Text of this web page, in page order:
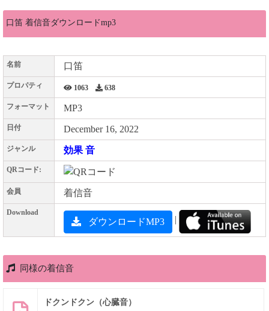
口笛 着信音ダウンロードmp3
名前 口笛
プロパティ 1063 638
フォーマット MP3
日付 December 16, 2022
ジャンル 効果 音
QRコード:
会員 着信音
Download
ダウンロードMP3 |
同様の着信音
ドクンドクン（心臓音）